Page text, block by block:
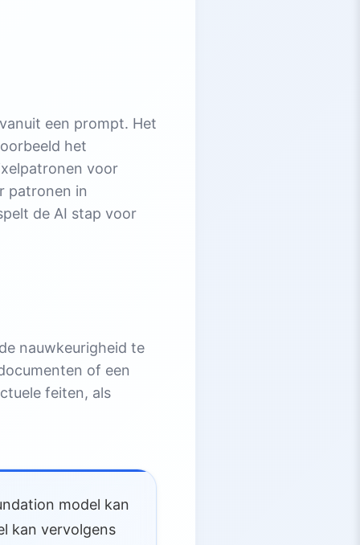
een prompt. Het
het
voor
patronen in
de AI stap voor
nauwkeurigheid te
of een
feiten, als
model kan
kan vervolgens